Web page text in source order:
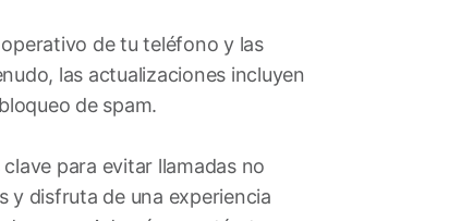
de tu teléfono y las
las actualizaciones incluyen
de spam.
para evitar llamadas no
y disfruta de una experiencia